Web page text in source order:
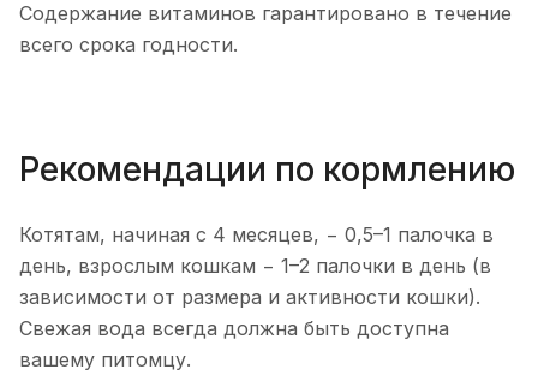
Содержание витаминов гарантировано в течение
всего срока годности.
Рекомендации по кормлению
Котятам, начиная с 4 месяцев, − 0,5–1 палочка в
день, взрослым кошкам − 1–2 палочки в день (в
зависимости от размера и активности кошки).
Свежая вода всегда должна быть доступна
вашему питомцу.